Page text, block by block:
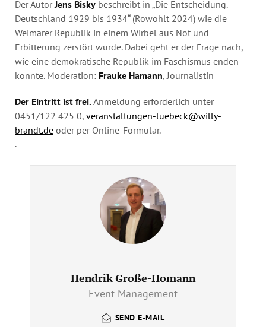
Der AutorJens Bisky beschreibt in „Die Entscheidung.
Deutschland 1929 bis 1934“ (Rowohlt 2024) wie die
Weimarer Republik in einem Wirbel aus Not und
Erbitterung zerstört wurde. Dabei geht er der Frage nach,
wie eine demokratische Republik im Faschismus enden
konnte. Moderation: Frauke Hamann, Journalistin
Der Eintritt ist frei.Anmeldung erforderlich unter
0451/122 425 0, veranstaltungen-luebeck@willy-
brandt.de oder per Online-Formular.
.
Hendrik Große-Homann
Event Management
SEND E-MAIL